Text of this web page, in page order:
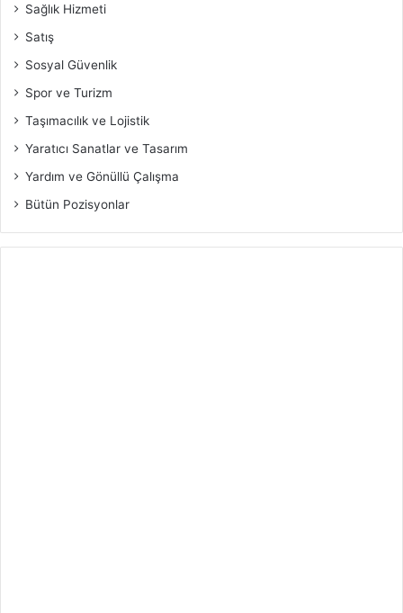
Sağlık Hizmeti
Satış
Sosyal Güvenlik
Spor ve Turizm
Taşımacılık ve Lojistik
Yaratıcı Sanatlar ve Tasarım
Yardım ve Gönüllü Çalışma
Bütün Pozisyonlar